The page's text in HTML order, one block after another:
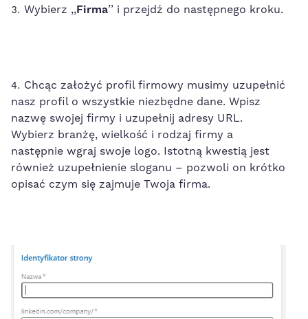
Wybierz ,,Firma’’ i przejdź do następnego kroku.
Chcąc założyć profil firmowy musimy uzupełnić
nasz profil o wszystkie niezbędne dane. Wpisz
nazwę swojej firmy i uzupełnij adresy URL.
Wybierz branżę, wielkość i rodzaj firmy a
następnie wgraj swoje logo. Istotną kwestią jest
również uzupełnienie sloganu – pozwoli on krótko
opisać czym się zajmuje Twoja firma.